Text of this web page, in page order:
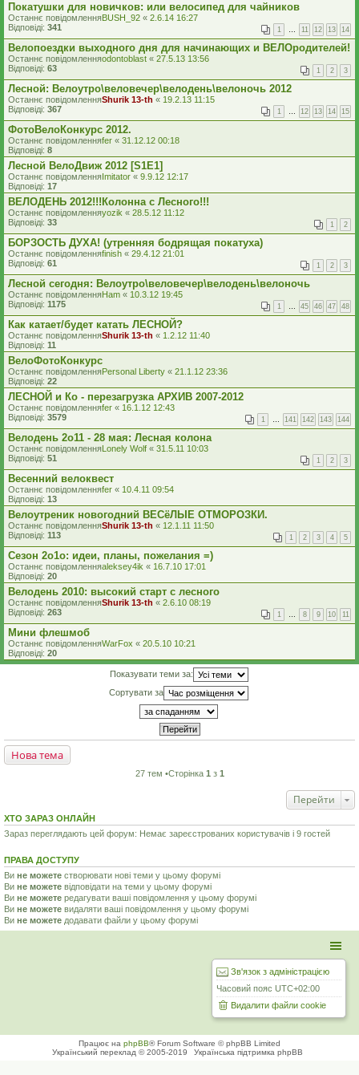
Покатушки для новичков: или велосипед для чайников
Останнє повідомленняBUSH_92 « 2.6.14 16:27
Відповіді: 341 1 … 11 12 13 14
Велопоездки выходного дня для начинающих и ВЕЛОродителей!
Останнє повідомленняodontoblast « 27.5.13 13:56
Відповіді: 63 1 2 3
Лесной: Велоутро\веловечер\велодень\велоночь 2012
Останнє повідомленняShurik 13-th « 19.2.13 11:15
Відповіді: 367 1 … 12 13 14 15
ФотоВелоКонкурс 2012.
Останнє повідомленняfer « 31.12.12 00:18
Відповіді: 8
Лесной ВелоДвиж 2012 [S1E1]
Останнє повідомленняImitator « 9.9.12 12:17
Відповіді: 17
ВЕЛОДЕНЬ 2012!!!Колонна с Лесного!!!
Останнє повідомленняyozik « 28.5.12 11:12
Відповіді: 33 1 2
БОРЗОСТЬ ДУХА! (утренняя бодрящая покатуха)
Останнє повідомленняfinish « 29.4.12 21:01
Відповіді: 61 1 2 3
Лесной сегодня: Велоутро\веловечер\велодень\велоночь
Останнє повідомленняHam « 10.3.12 19:45
Відповіді: 1175 1 … 45 46 47 48
Как катает/будет катать ЛЕСНОЙ?
Останнє повідомленняShurik 13-th « 1.2.12 11:40
Відповіді: 11
ВелоФотоКонкурс
Останнє повідомленняPersonal Liberty « 21.1.12 23:36
Відповіді: 22
ЛЕСНОЙ и Ко - перезагрузка АРХИВ 2007-2012
Останнє повідомленняfer « 16.1.12 12:43
Відповіді: 3579 1 … 141 142 143 144
Велодень 2о11 - 28 мая: Лесная колона
Останнє повідомленняLonely Wolf « 31.5.11 10:03
Відповіді: 51 1 2 3
Весенний велоквест
Останнє повідомленняfer « 10.4.11 09:54
Відповіді: 13
Велоутреник новогодний ВЕСёЛЫЕ ОТМОРОЗКИ.
Останнє повідомленняShurik 13-th « 12.1.11 11:50
Відповіді: 113 1 2 3 4 5
Сезон 2о1о: идеи, планы, пожелания =)
Останнє повідомленняaleksey4ik « 16.7.10 17:01
Відповіді: 20
Велодень 2010: высокий старт с лесного
Останнє повідомленняShurik 13-th « 2.6.10 08:19
Відповіді: 263 1 … 8 9 10 11
Мини флешмоб
Останнє повідомленняWarFox « 20.5.10 10:21
Відповіді: 20
Показувати теми за:
Сортувати за
Нова тема
27 тем •Сторінка 1 з 1
Перейти
ХТО ЗАРАЗ ОНЛАЙН
Зараз переглядають цей форум: Немає зареєстрованих користувачів і 9 гостей
ПРАВА ДОСТУПУ
Ви не можете створювати нові теми у цьому форумі
Ви не можете відповідати на теми у цьому форумі
Ви не можете редагувати ваші повідомлення у цьому форумі
Ви не можете видаляти ваші повідомлення у цьому форумі
Ви не можете додавати файли у цьому форумі
Зв'язок з адміністрацією
Часовий пояс UTC+02:00
Видалити файли cookie
Працює на phpBB® Forum Software © phpBB Limited
Український переклад © 2005-2019
Українська підтримка phpBB